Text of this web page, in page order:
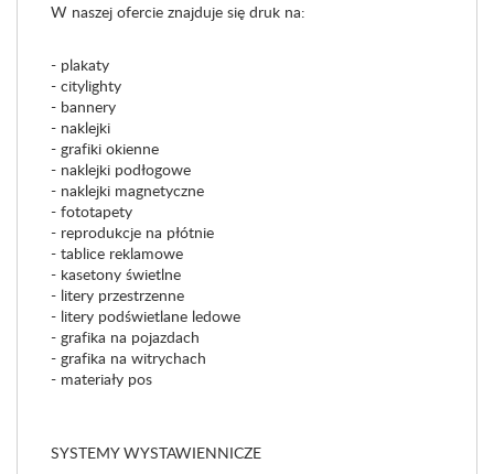
W naszej ofercie znajduje się druk na:
- plakaty
- citylighty
- bannery
- naklejki
- grafiki okienne
- naklejki podłogowe
- naklejki magnetyczne
- fototapety
- reprodukcje na płótnie
- tablice reklamowe
- kasetony świetlne
- litery przestrzenne
- litery podświetlane ledowe
- grafika na pojazdach
- grafika na witrychach
- materiały pos
SYSTEMY WYSTAWIENNICZE